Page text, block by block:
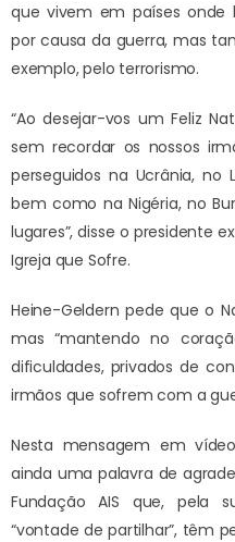
que vivem em países onde
por causa da guerra, mas
exemplo, pelo terrorismo.
“Ao desejar-vos um Feliz
sem recordar os nossos
perseguidos na Ucrânia, no
bem como na Nigéria, no
lugares”, disse o presidente
Igreja que Sofre.
Heine-Geldern pede que o
mas “mantendo no
dificuldades, privados de
irmãos que sofrem com a
Nesta mensagem em
ainda uma palavra de
Fundação AIS que, pela
“vontade de partilhar”, têm